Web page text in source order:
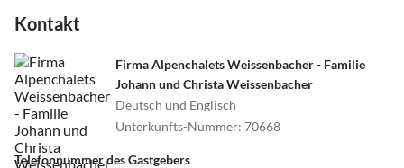
Kontakt
Firma Alpenchalets Weissenbacher - Familie
Johann und Christa Weissenbacher
Deutsch und Englisch
Unterkunfts-Nummer: 70668
Telefonnummer des Gastgebers